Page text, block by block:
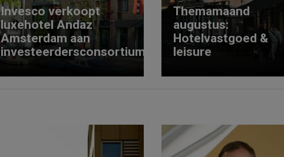
Invesco verkoopt
luxehotel Andaz
Amsterdam aan
investeerdersconsortium
Themamaand
augustus:
Hotelvastgoed &
leisure